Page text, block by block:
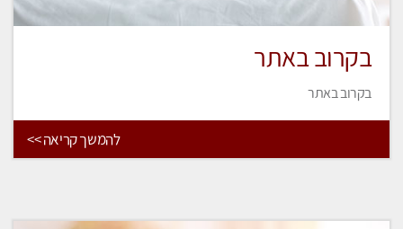
בקרוב באתר
בקרוב באתר
להמשך קריאה >>